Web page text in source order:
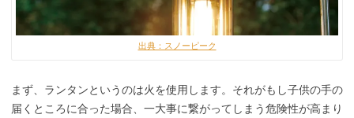
出典：スノーピーク
まず、ランタンというのは火を使用します。それがもし子供の手の
届くところに合った場合、一大事に繋がってしまう危険性が高まり